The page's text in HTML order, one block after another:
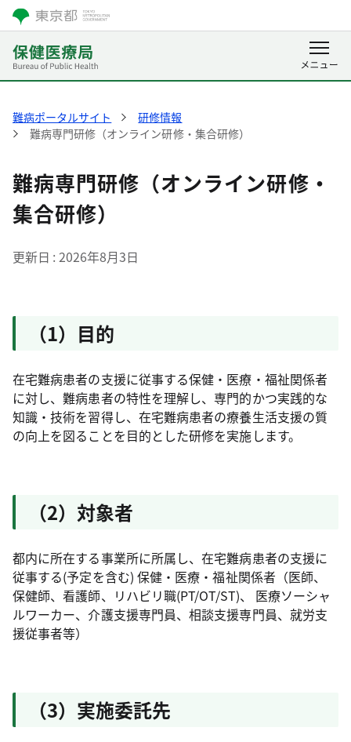
難病ポータルサイト
研修情報
難病専門研修（オンライン研修・集合研修）
難病専門研修（オンライン研修・
集合研修）
更新日 2026年8月3日
（1）目的
在宅難病患者の支援に従事する保健・医療・福祉関係者
に対し、難病患者の特性を理解し、専門的かつ実践的な
知識・技術を習得し、在宅難病患者の療養生活支援の質
の向上を図ることを目的とした研修を実施します。
（2）対象者
都内に所在する事業所に所属し、在宅難病患者の支援に
従事する(予定を含む) 保健・医療・福祉関係者（医師、
保健師、看護師、リハビリ職(PT/OT/ST)、 医療ソーシャ
ルワーカー、介護支援専門員、相談支援専門員、就労支
援従事者等）
（3）実施委託先